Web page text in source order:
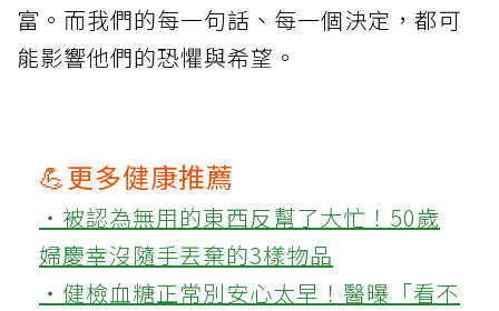
富。而我們的每一句話、每一個決定，都可
能影響他們的恐懼與希望。
💪更多健康推薦
‧被認為無用的東西反幫了大忙！50歲
婦慶幸沒隨手丟棄的3樣物品
‧健檢血糖正常別安心太早！醫曝「看不